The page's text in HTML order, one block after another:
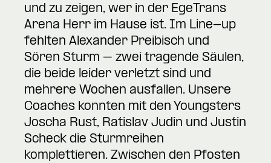
und zu zeigen, wer in der EgeTrans
Arena Herr im Hause ist. Im Line-up
fehlten Alexander Preibisch und
Sören Sturm – zwei tragende Säulen,
die beide leider verletzt sind und
mehrere Wochen ausfallen. Unsere
Coaches konnten mit den Youngsters
Joscha Rust, Ratislav Judin und Justin
Scheck die Sturmreihen
komplettieren. Zwischen den Pfosten